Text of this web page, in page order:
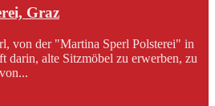
Graz
von der "Martina Sperl Polsterei" in
darin, alte Sitzmöbel zu erwerben, zu